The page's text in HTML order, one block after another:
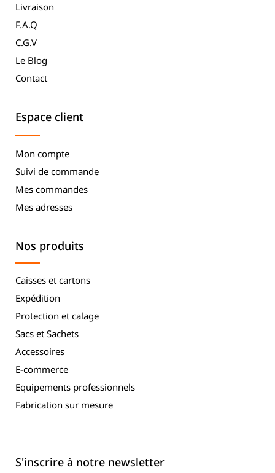
Livraison
F.A.Q
C.G.V
Le Blog
Contact
Espace client
Mon compte
Suivi de commande
Mes commandes
Mes adresses
Nos produits
Caisses et cartons
Expédition
Protection et calage
Sacs et Sachets
Accessoires
E-commerce
Equipements professionnels
Fabrication sur mesure
S'inscrire à notre newsletter